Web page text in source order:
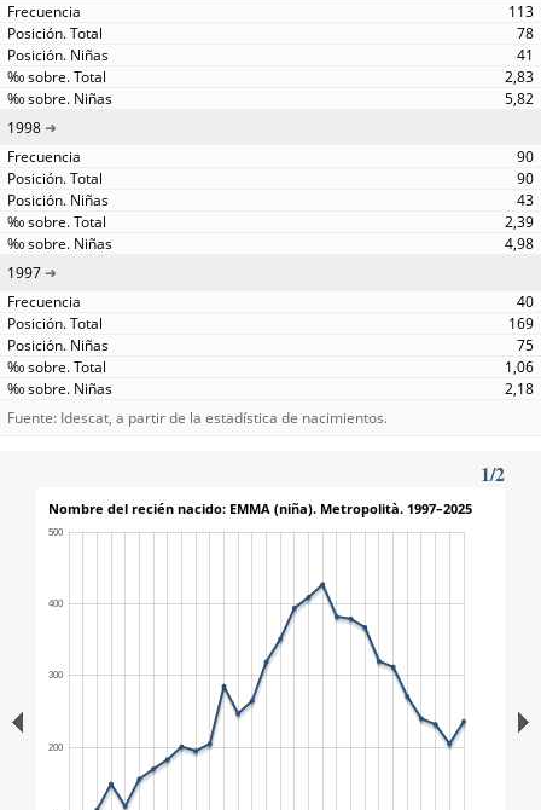
113
78
41
2,83
5,82
1998
90
90
43
2,39
4,98
1997
40
169
75
1,06
2,18
Fuente: Idescat, a partir de la estadística de nacimientos.